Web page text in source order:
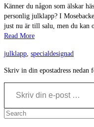
Känner du någon som älskar
personlig julklapp? I
just nu är till salu, men du kan
Read More
julklapp, specialdesignad
Skriv in din epostadress nedan
Skriv din e-post …
Search